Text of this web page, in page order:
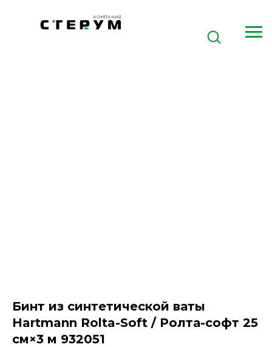
Бинт из синтетической ваты
Hartmann Rolta-Soft / Ролта-софт 25
см×3 м 932051